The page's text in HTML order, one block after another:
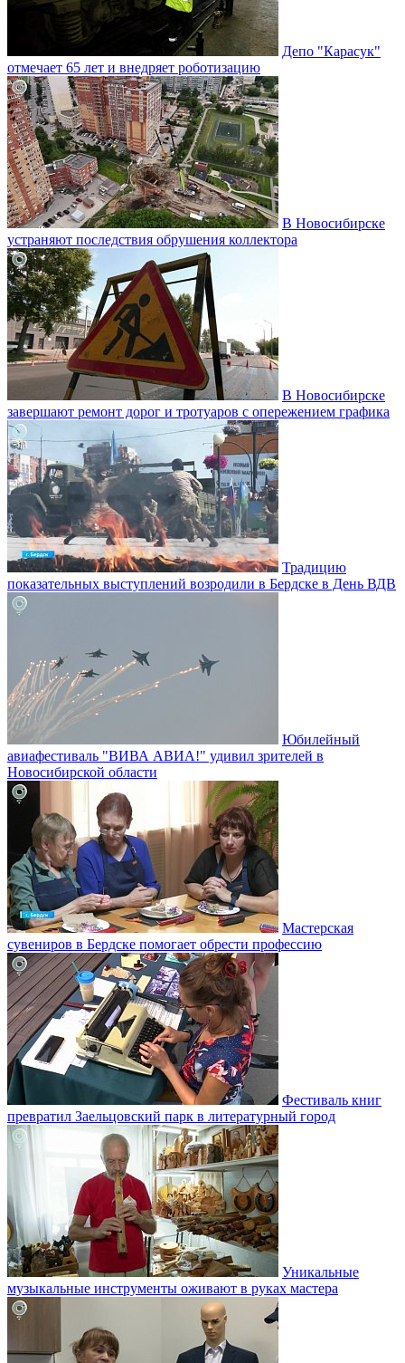
Депо "Карасук"
отмечает 65 лет и внедряет роботизацию
В Новосибирске
устраняют последствия обрушения коллектора
В Новосибирске
завершают ремонт дорог и тротуаров с опережением графика
Традицию
показательных выступлений возродили в Бердске в День ВДВ
Юбилейный
авиафестиваль "ВИВА АВИА!" удивил зрителей в
Новосибирской области
Мастерская
сувениров в Бердске помогает обрести профессию
Фестиваль книг
превратил Заельцовский парк в литературный город
Уникальные
музыкальные инструменты оживают в руках мастера